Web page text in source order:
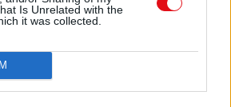
Is Unrelated with the
it was collected.
desconocer la
por
Gran Logia de Chile de fecha
página